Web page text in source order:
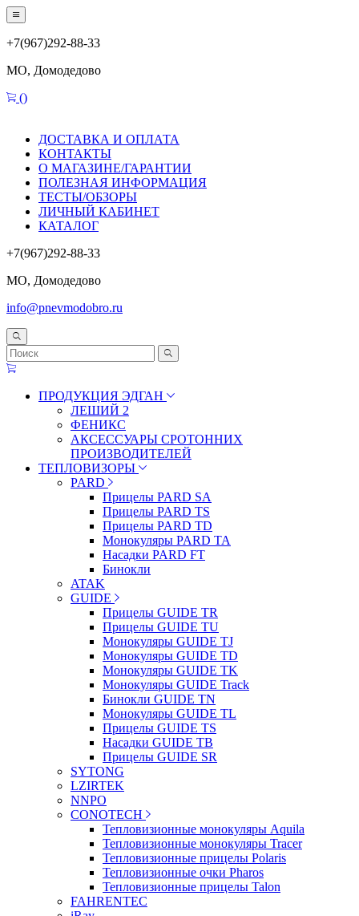
+7(967)292-88-33
МО, Домодедово
()
ДОСТАВКА И ОПЛАТА
КОНТАКТЫ
О МАГАЗИНЕ/ГАРАНТИИ
ПОЛЕЗНАЯ ИНФОРМАЦИЯ
ТЕСТЫ/ОБЗОРЫ
ЛИЧНЫЙ КАБИНЕТ
КАТАЛОГ
+7(967)292-88-33
МО, Домодедово
info@pnevmodobro.ru
ПРОДУКЦИЯ ЭДГАН
ЛЕШИЙ 2
ФЕНИКС
АКСЕССУАРЫ СРОТОННИХ
ПРОИЗВОДИТЕЛЕЙ
ТЕПЛОВИЗОРЫ
PARD
Прицелы PARD SA
Прицелы PARD TS
Прицелы PARD TD
Монокуляры PARD TA
Насадки PARD FT
Бинокли
ATAK
GUIDE
Прицелы GUIDE TR
Прицелы GUIDE TU
Монокуляры GUIDE TJ
Монокуляры GUIDE TD
Монокуляры GUIDE TK
Монокуляры GUIDE Track
Бинокли GUIDE TN
Монокуляры GUIDE TL
Прицелы GUIDE TS
Насадки GUIDE TB
Прицелы GUIDE SR
SYTONG
LZIRTEK
NNPO
CONOTECH
Тепловизионные монокуляры Aquila
Тепловизионные монокуляры Tracer
Тепловизионные прицелы Polaris
Тепловизионные очки Pharos
Тепловизионные прицелы Talon
FAHRENTEC